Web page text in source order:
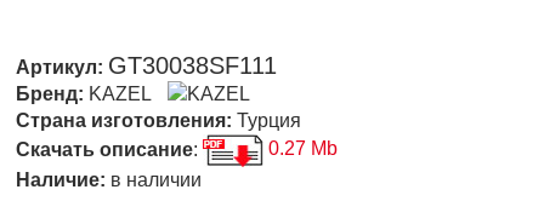
Артикул: GT30038SF111
Бренд: KAZEL
Страна изготовления: Турция
Скачать описание:
0.27 Mb
Наличие: в наличии